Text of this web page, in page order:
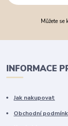
Můžete
INFORMACE
Jak nakupovat
Obchodní